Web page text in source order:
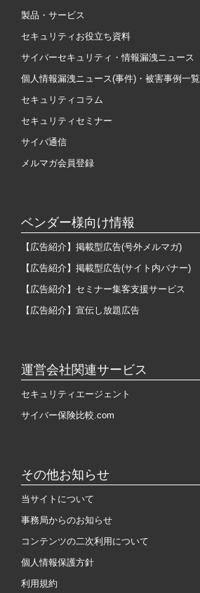
製品・サービス
セキュリティお役立ち資料
サイバーセキュリティ・情報漏洩ニュース
個人情報漏洩ニュース(事件)・被害事例一覧
セキュリティコラム
セキュリティセミナー
サイバ通信
メルマガ会員登録
ベンダー様向け情報
【広告紹介】掲載型広告(号外メルマガ)
【広告紹介】掲載型広告(サイト内バナー)
【広告紹介】セミナー集客支援サービス
【広告紹介】宣伝し放題広告
運営会社関連サービス
セキュリティエージェント
サイバー保険比較.com
その他お知らせ
当サイトについて
事務局からのお知らせ
コンテンツの二次利用について
個人情報保護方針
利用規約